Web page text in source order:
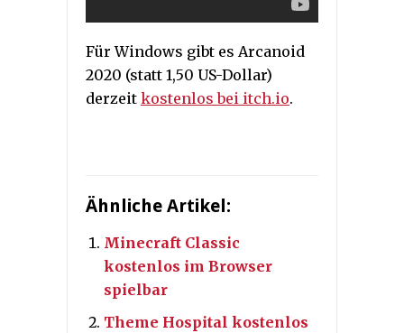
Für Windows gibt es Arcanoid
2020 (statt 1,50 US-Dollar)
derzeit kostenlos bei itch.io.
Ähnliche Artikel:
Minecraft Classic
kostenlos im Browser
spielbar
Theme Hospital kostenlos